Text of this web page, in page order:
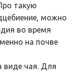
такую
можно
во время
на почве
виде чая. Для